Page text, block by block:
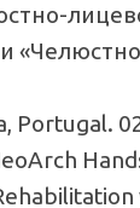
Portugal.